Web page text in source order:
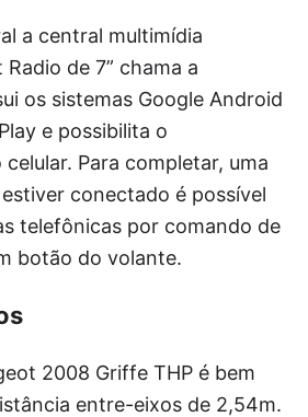
a central multimídia
de 7” chama a
os sistemas Google Android
e possibilita o
Para completar, uma
conectado é possível
telefônicas por comando de
botão do volante.
2008 Griffe THP é bem
entre-eixos de 2,54m.